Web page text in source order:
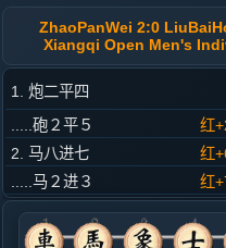
ZhaoPanWei 2:0
Xiangqi Open Men's
1. 炮二平四
.....砲２平５
红
2. 马八进七
红
.....马２进３
红
3. 马二进三
红
.....马８进９
红